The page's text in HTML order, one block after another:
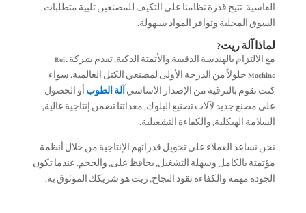
القاسية. تتيح قدرة نظامنا على التكيف للمصنعين تلبية متطلبات
السوق المحلية وتوافر المواد بسهولة.
لماذا آلة ريت?
مع الالتزام بالهندسة الدقيقة والأتمتة الذكية, تقدم شركة Reit
Machine حلولاً من الدرجة الأولى لمصنعي الكتل العالمية. سواء
كنت تقوم بالترقية من الإصدار الأساسيآلة الطوب أو الحصول
على مصنع جديد لآلات تصنيع البلوك, معداتنا تضمن إنتاجية عالية,
السلامة الهيكلية, والكفاءة التشغيلية.
نحن نساعد العملاء على تحويل قدراتهم الإنتاجية من خلال أنظمة
مؤتمتة بالكامل وسهلة التشغيل, يحافظ على, والحجم. عندما تكون
الجودة مهمة والكفاءة تقود النجاح, ريت هو شريكك الموثوق به.